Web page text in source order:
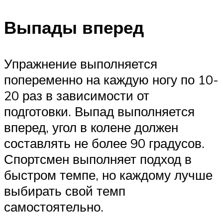
Выпады вперед
Упражнение выполняется
попеременно на каждую ногу по 10-
20 раз в зависимости от
подготовки. Выпад выполняется
вперед, угол в колене должен
составлять не более 90 градусов.
Спортсмен выполняет подход в
быстром темпе, но каждому лучше
выбирать свой темп
самостоятельно.